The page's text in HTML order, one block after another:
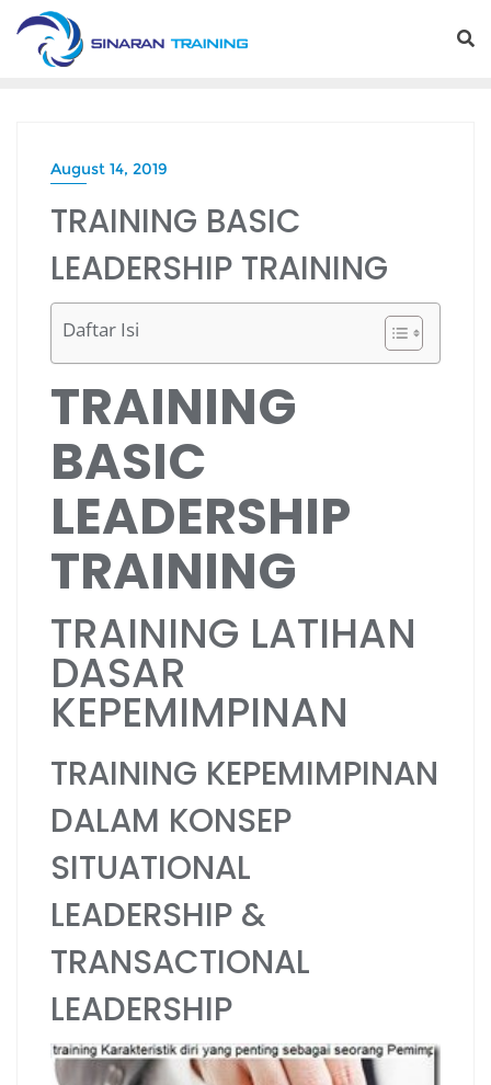
Skip
content
August 14, 2019
TRAINING BASIC
LEADERSHIP TRAINING
Daftar Isi
TRAINING
BASIC
LEADERSHIP
TRAINING
TRAINING LATIHAN
DASAR
KEPEMIMPINAN
TRAINING KEPEMIMPINAN
DALAM KONSEP
SITUATIONAL
LEADERSHIP &
TRANSACTIONAL
LEADERSHIP